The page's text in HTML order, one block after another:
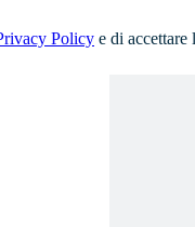
Policy e di accettare